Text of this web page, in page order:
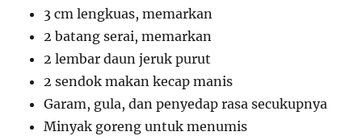
3 cm lengkuas, memarkan
2 batang serai, memarkan
2 lembar daun jeruk purut
2 sendok makan kecap manis
Garam, gula, dan penyedap rasa secukupnya
Minyak goreng untuk menumis